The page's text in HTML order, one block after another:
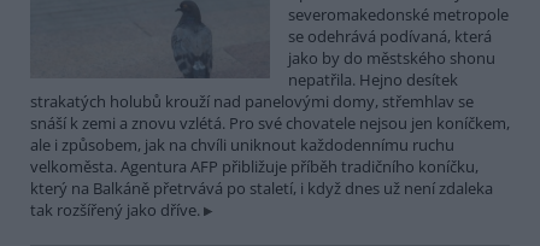
severomakedonské metropole
se odehrává podívaná, která
jako by do městského shonu
nepatřila. Hejno desítek
strakatých holubů krouží nad panelovými domy, střemhlav se
snáší k zemi a znovu vzlétá. Pro své chovatele nejsou jen koníčkem,
ale i způsobem, jak na chvíli uniknout každodennímu ruchu
velkoměsta. Agentura AFP přibližuje příběh tradičního koníčku,
který na Balkáně přetrvává po staletí, i když dnes už není zdaleka
tak rozšířený jako dříve.